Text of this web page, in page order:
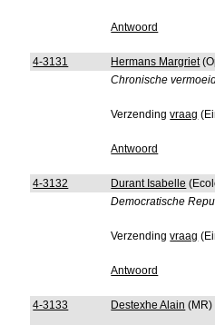
Antwoord
4-3131 Hermans Margriet
Chronische
Verzendingvraag
Antwoord
4-3132 Durant Isabelle
Democratische
Verzendingvraag
Antwoord
4-3133 Destexhe Alain (MR)